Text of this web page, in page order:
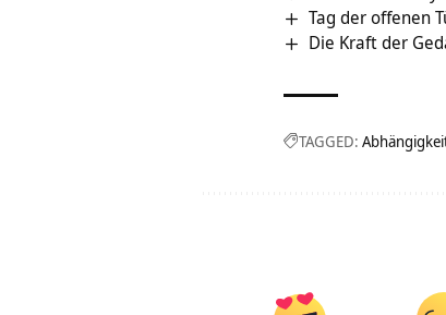
Tag der offenen
Die Kraft der
TAGGED: